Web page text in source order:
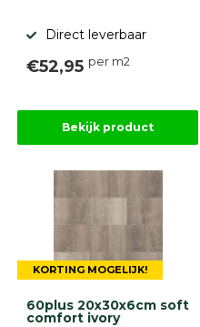
Direct leverbaar
€52,95 per m2
Bekijk product
KORTING MOGELIJK!
60plus 20x30x6cm soft
comfort ivory